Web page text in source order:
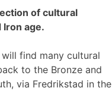
of cultural
age.
find many cultural
to the Bronze and
via Fredrikstad in the